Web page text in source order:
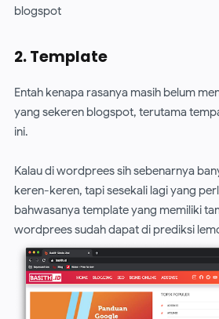
blogspot
2. Template
Entah kenapa rasanya masih belum
yang sekeren blogspot, terutama
ini.
Kalau di wordprees sih sebenarnya
keren-keren, tapi sesekali lagi yang
bahwasanya template yang memiliki
wordprees sudah dapat di prediksi